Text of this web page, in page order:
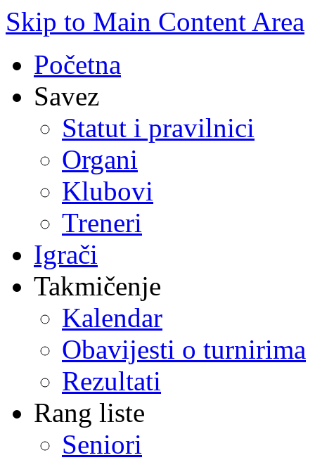
Skip to Main Content Area
Početna
Savez
Statut i pravilnici
Organi
Klubovi
Treneri
Igrači
Takmičenje
Kalendar
Obavijesti o turnirima
Rezultati
Rang liste
Seniori